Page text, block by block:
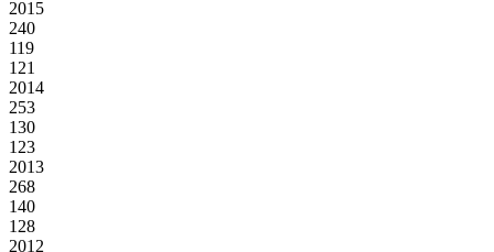
2015
240
119
121
2014
253
130
123
2013
268
140
128
2012